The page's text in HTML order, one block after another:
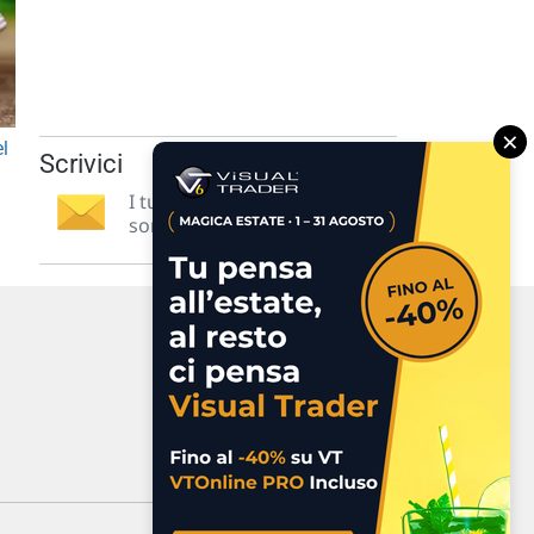
Scrivici
I tuoi suggerimenti per noi
sono preziosi e molto utili! »
×